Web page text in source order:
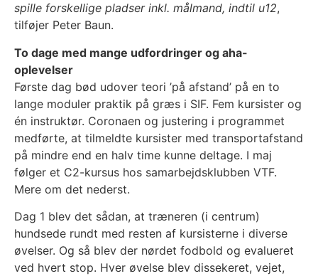
spille forskellige pladser inkl. målmand, indtil u12,
tilføjer Peter Baun.
To dage med mange udfordringer og aha-
oplevelser
Første dag bød udover teori ’på afstand’ på en to
lange moduler praktik på græs i SIF. Fem kursister og
én instruktør. Coronaen og justering i programmet
medførte, at tilmeldte kursister med transportafstand
på mindre end en halv time kunne deltage. I maj
følger et C2-kursus hos samarbejdsklubben VTF.
Mere om det nederst.
Dag 1 blev det sådan, at træneren (i centrum)
hundsede rundt med resten af kursisterne i diverse
øvelser. Og så blev der nørdet fodbold og evalueret
ved hvert stop. Hver øvelse blev dissekeret, vejet,